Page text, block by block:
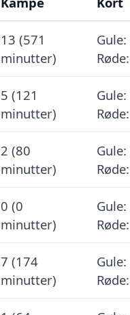
13 (571
minutter)
Gule:
5 (121
minutter)
Gule:
2 (80
minutter)
Gule:
0 (0
minutter)
Gule:
7 (174
minutter)
Gule: